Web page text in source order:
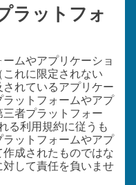
ラットフォ
ムやアプリケーショ
れに限定されない
れているアプリケー
ットフォームやアプ
者プラットフォー
る利用規約に従うも
ットフォームやアプ
成されたものではな
して責任を負いませ